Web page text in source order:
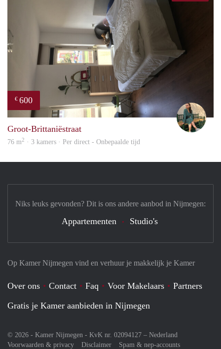
€ 600
Groot-Brittaniëstraat
76 m2 · 3 kamers · Per direct - Onbepaalde tijd
Op Kamer Nijmegen vind en verhuur je makkelijk je Kamer
Over ons Contact Faq Voor Makelaars
Partners
Gratis je Kamer aanbieden in Nijmegen
© 2026 - Kamer Nijmegen - KvK nr. 02094127 – Nederland
Voorwaarden & privacy
Disclaimer Spam & nep-accounts
Niks leuks gevonden? Dit is ons andere aanbod in Nijmegen:
Appartementen Studio's